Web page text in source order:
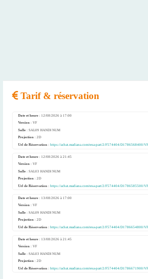
Tarif & réservation
Date et heure : 12/08/2026 à 17:00
Version : VF
Salle : SAL09 HANDI NUM
Projection : 2D
Url de Réservation : https://achat.madiana.com/resa-part/2/F574404/D1786568400/
Date et heure : 12/08/2026 à 21:45
Version : VF
Salle : SAL03 HANDI NUM
Projection : 2D
Url de Réservation : https://achat.madiana.com/resa-part/2/F574404/D1786585500/
Date et heure : 13/08/2026 à 17:00
Version : VF
Salle : SAL09 HANDI NUM
Projection : 2D
Url de Réservation : https://achat.madiana.com/resa-part/2/F574404/D1786654800/
Date et heure : 13/08/2026 à 21:45
Version : VF
Salle : SAL03 HANDI NUM
Projection : 2D
Url de Réservation : https://achat.madiana.com/resa-part/2/F574404/D1786671900/